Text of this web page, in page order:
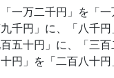
一万二千円」を「
千円」に、「八千
五十円」に、「三百
円」を「二百八十